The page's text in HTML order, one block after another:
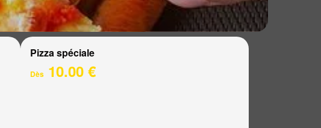
Pizza spéciale
Dès 10.00 €